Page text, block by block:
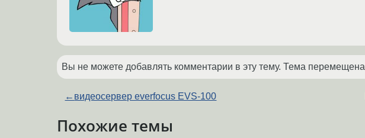
Вы не можете добавлять комментарии в эту тему. Тема
← видеосервер everfoсus EVS-100
Похожие темы